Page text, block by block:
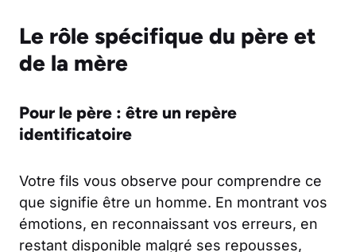
Le rôle spécifique du père et
de la mère
Pour le père : être un repère
identificatoire
Votre fils vous observe pour comprendre ce
que signifie être un homme. En montrant vos
émotions, en reconnaissant vos erreurs, en
restant disponible malgré ses repousses,